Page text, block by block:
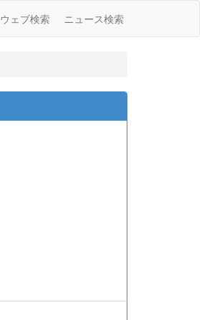
ウェブ検索 ニュース検索